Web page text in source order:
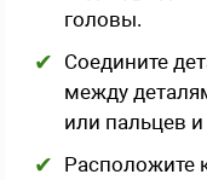
головы.
Соедините
между
или пальцев
Расположите